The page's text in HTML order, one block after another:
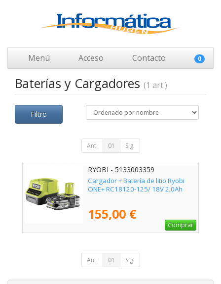
Menú Acceso Contacto 0
Baterías y Cargadores (1 art.)
Filtro
Ant. 01 Sig.
RYOBI - 5133003359
Cargador + Batería de litio Ryobi
ONE+ RC18120-125/ 18V 2,0Ah
155,00 €
Comprar
Ant. 01 Sig.